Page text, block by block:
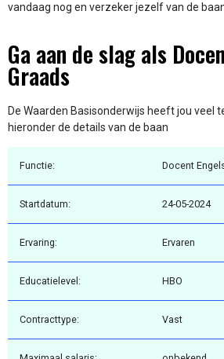
vandaag nog en verzeker jezelf van de
Ga aan de slag als
Graads
De Waarden Basisonderwijs heeft jou veel
hieronder de details van de baan
Functie: Docent
Startdatum: 24-05-2024
Ervaring: Ervaren
Educatielevel: HBO
Contracttype: Vast